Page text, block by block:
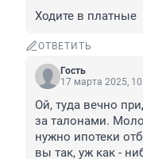
Ходите в платные
ОТВЕТИТЬ
Гость
17 марта 2025,
Ой, туда вечно
за талонами.
нужно ипотеки
вы так, уж как -